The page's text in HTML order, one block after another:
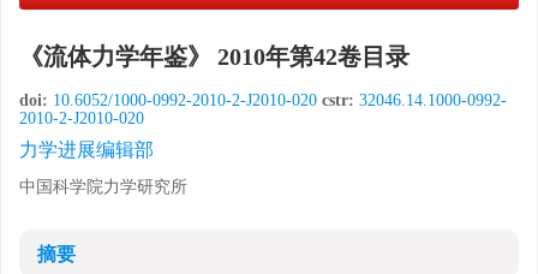
《流体力学年鉴》 2010年第42卷目录
doi: 10.6052/1000-0992-2010-2-J2010-020 cstr: 32046.14.1000-0992-
2010-2-J2010-020
力学进展编辑部
中国科学院力学研究所
摘要